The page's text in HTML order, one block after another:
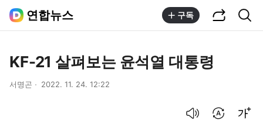
연합뉴스 구독
KF-21 살펴보는 윤석열 대통령
서명곤 2022. 11. 24. 12:22